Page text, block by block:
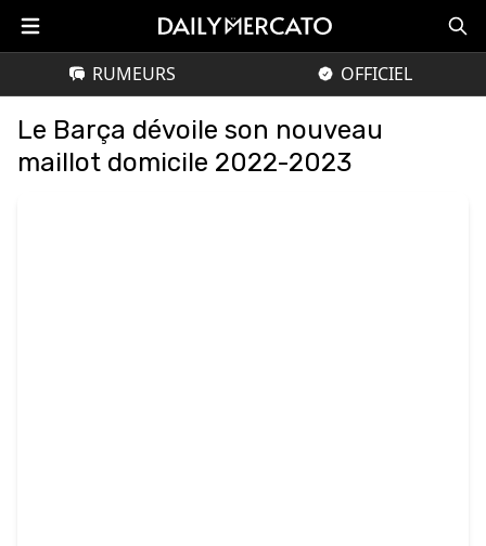
RUMEURS OFFICIEL
Le Barça dévoile son nouveau
maillot domicile 2022-2023